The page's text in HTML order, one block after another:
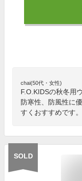
chai(50代・女性)
F.O.KIDSの秋冬用
防寒性、防風性に
すくおすすめです。
SOLD